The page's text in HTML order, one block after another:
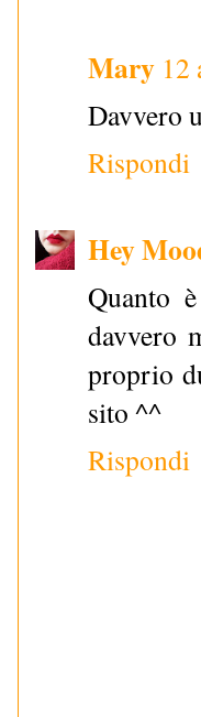
Mary 12
Davvero
Rispondi
Hey
Quanto
davvero
proprio
sito ^^
Rispondi